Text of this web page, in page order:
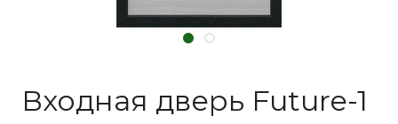
Входная дверь Future-1